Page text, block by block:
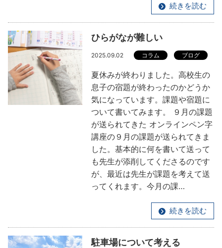
続きを読む
ひらがなが難しい
2025.09.02 コラム ブログ
夏休みが終わりました。高校生の
息子の宿題が終わったのかどうか
気になっています。課題や宿題に
ついて書いてみます。 ９月の課題
が送られてきた オンラインペン字
講座の９月の課題が送られてきま
した。基本的に何を書いて送って
も先生が添削してくださるのです
が、最近は先生が課題を考えて送
ってくれます。今月の課…
続きを読む
駐車場について考える